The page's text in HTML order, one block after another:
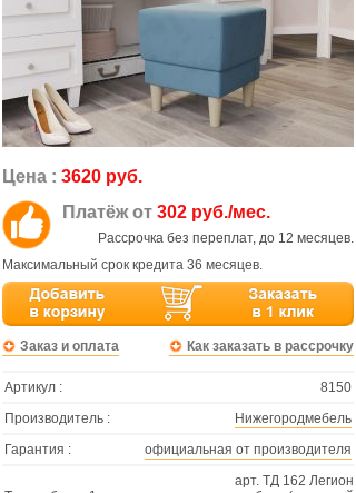
Цена : 3620 руб.
Платёж от 302 руб./мес.
Рассрочка без переплат, до 12 месяцев.
Максимальный срок кредита 36 месяцев.
Заказ и оплата Как заказать в рассрочку
Артикул :
8150
Производитель :
Нижегородмебель
Гарантия :
официальная от производителя
арт. ТД 162 Легион